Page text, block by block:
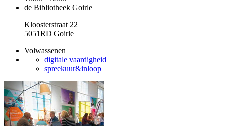
de Bibliotheek Goirle
Kloosterstraat 22
5051RD Goirle
Volwassenen
digitale vaardigheid
spreekuur&inloop